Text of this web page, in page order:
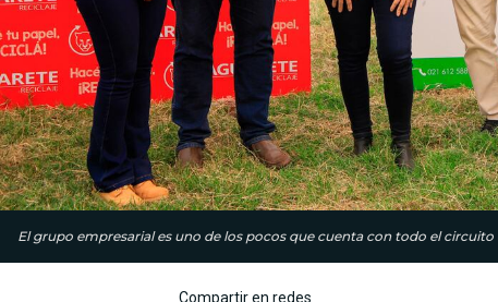
El grupo empresarial es uno de los pocos que cuenta con todo el
Compartir en redes